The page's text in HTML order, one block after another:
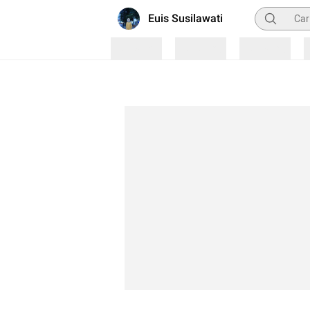
Euis Susilawati Pencarian